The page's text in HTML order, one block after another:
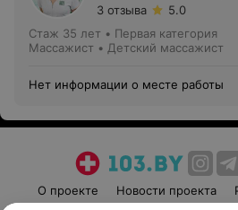
3 отзыва
5.0
Стаж 35 лет • Первая категория
Массажист • Детский массажист
Нет информации о месте работы
О проекте Новости проекта